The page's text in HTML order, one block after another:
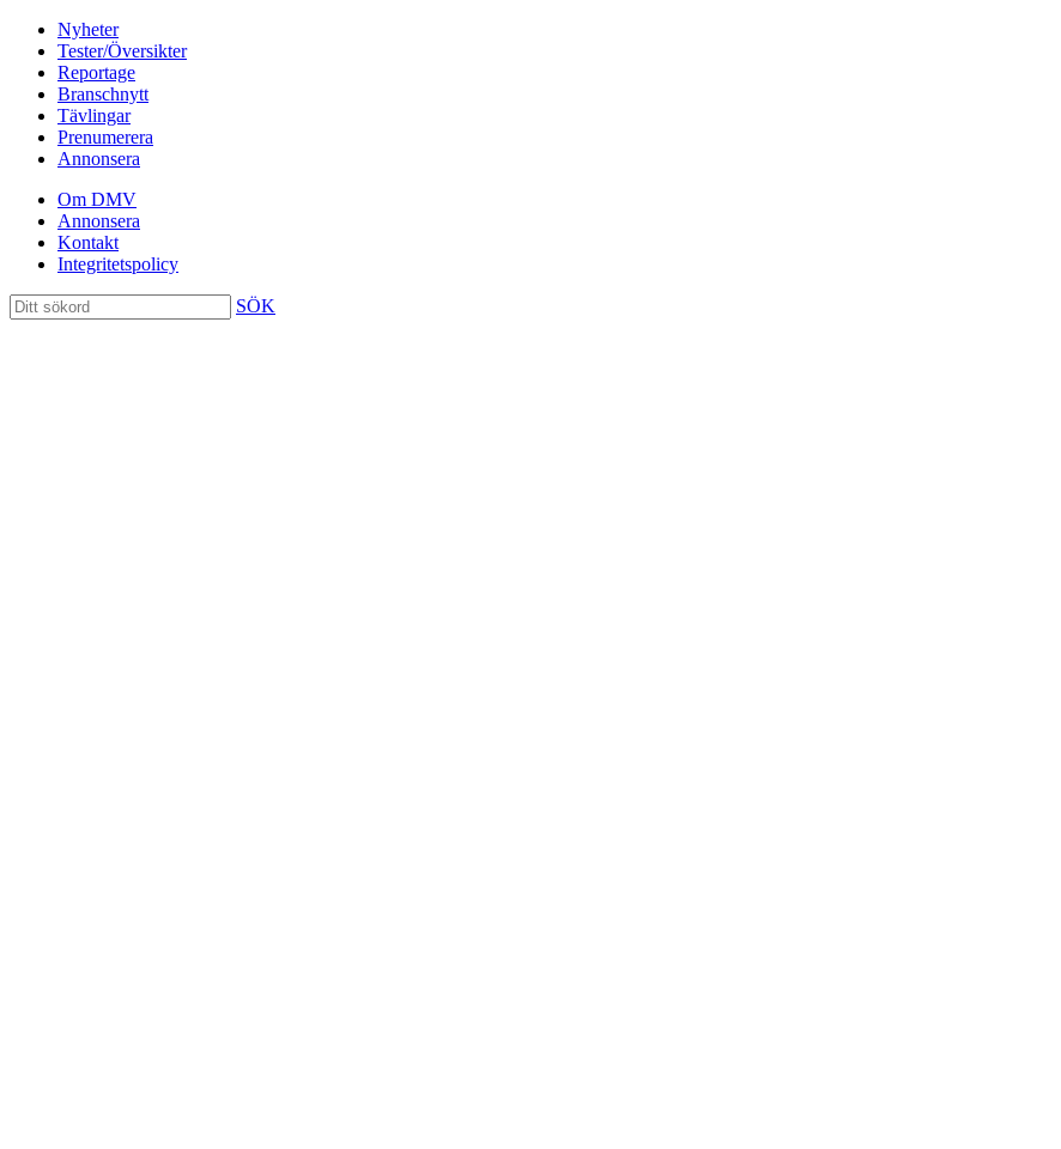
Nyheter
Tester/Översikter
Reportage
Branschnytt
Tävlingar
Prenumerera
Annonsera
Om DMV
Annonsera
Kontakt
Integritetspolicy
SÖK